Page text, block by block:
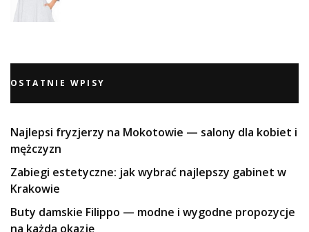
OSTATNIE WPISY
Najlepsi fryzjerzy na Mokotowie — salony dla kobiet i
mężczyzn
Zabiegi estetyczne: jak wybrać najlepszy gabinet w
Krakowie
Buty damskie Filippo — modne i wygodne propozycje
na każdą okazję